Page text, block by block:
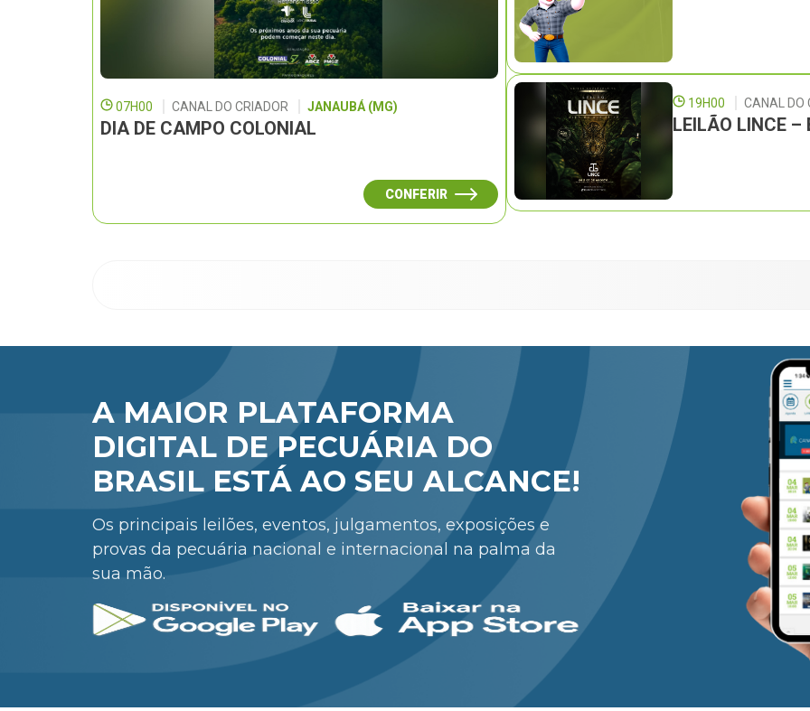
07H00 CANAL DO CRIADOR JANAUBÁ (MG)
DIA DE CAMPO COLONIAL
CONFERIR
19H00 CANAL DO
LEILÃO LINCE –
A MAIOR PLATAFORMA
DIGITAL DE PECUÁRIA DO
BRASIL ESTÁ AO SEU ALCANCE!
Os principais leilões, eventos, julgamentos, exposições e
provas da pecuária nacional e internacional na palma da
sua mão.